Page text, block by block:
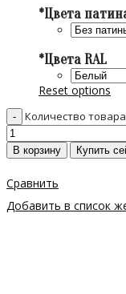
*Цвета
*Цвета RAL
Reset options
Количество
В корзину Купить
Сравнить
Добавить в список